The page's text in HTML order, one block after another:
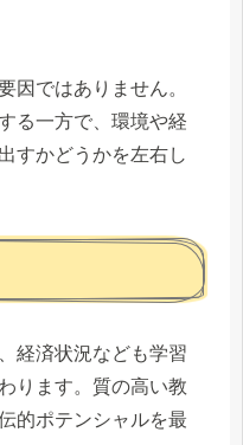
因ではありません。
る一方で、環境や経
すかどうかを左右し
経済状況なども学習
ります。質の高い教
的ポテンシャルを最